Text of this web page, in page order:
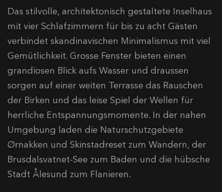
Das stilvolle, architektonisch gestaltete Inselhaus
mit vier Schlafzimmern für bis zu acht Gästen
verbindet skandinavischen Minimalismus mit viel
Gemütlichkeit. Grosse Fenster bieten einen
grandiosen Blick aufs Wasser und draussen
sorgen auf einer weiten Terrasse das Rauschen
der Birken und das leise Spiel der Wellen für
herrliche Entspannungsmomente. In der nahen
Umgebung laden die Naturschutzgebiete
Ørnakken und Skinstadreset zum Wandern, der
Brusdalsvatnet-See zum Baden und die hübsche
Stadt Ålesund zum Flanieren.